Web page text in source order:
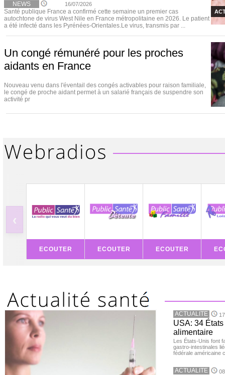
NEWS 16/07/2026
Santé publique France a confirmé cette semaine un premier cas
autochtone de virus West Nile en France métropolitaine en 2026. Le patient
a été infecté dans les Pyrénées-Orientales.Le virus, transmis par ...
Un congé rémunéré pour les proches
aidants en France
Nouveau venu dans l'éventail des congés activables pour raison familiale,
le congé de proche aidant permet à un salarié français de suspendre son
activité pr
‹
ECOUTER ECOUTER ECOUTER
ACTUALITE
USA: 34
alimentaire
Les États-Unis font
gastro-intestinales
fédérale américaine
ACTUALITE